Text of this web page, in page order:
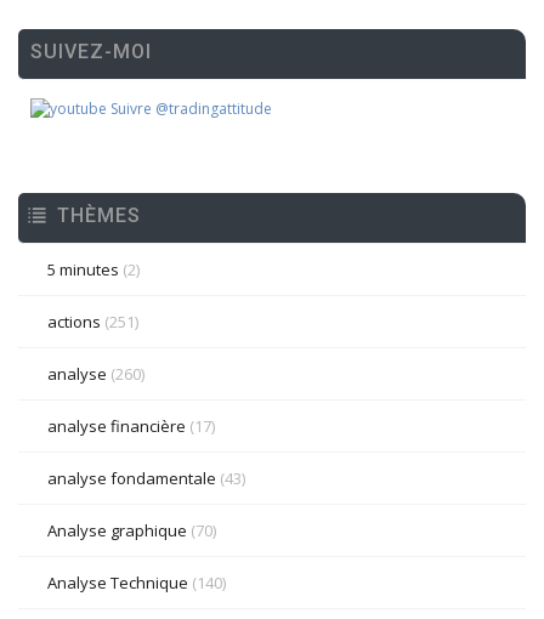
SUIVEZ-MOI
Suivre @tradingattitude
THÈMES
5 minutes (2)
actions (251)
analyse (260)
analyse financière (17)
analyse fondamentale (43)
Analyse graphique (70)
Analyse Technique (140)